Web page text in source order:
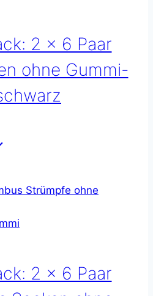
2 x 6 Paar
ohne Gummi-
2 x 6 Paar